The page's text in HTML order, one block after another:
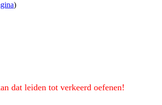
)
dat leiden tot verkeerd oefenen!